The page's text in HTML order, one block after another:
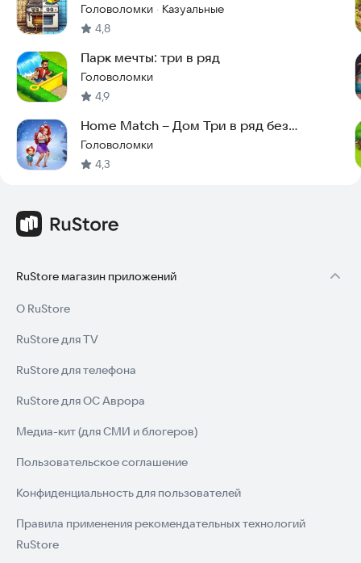
Головоломки · Казуальные
4,8
Парк мечты: три в ряд
Головоломки
4,9
Home Match – Дом Три в ряд без
интернета
Головоломки
4,3
RuStore магазин приложений
О RuStore
RuStore для TV
RuStore для телефона
RuStore для ОС Аврора
Медиа-кит (для СМИ и блогеров)
Пользовательское соглашение
Конфиденциальность для пользователей
Правила применения рекомендательных технологий
RuStore